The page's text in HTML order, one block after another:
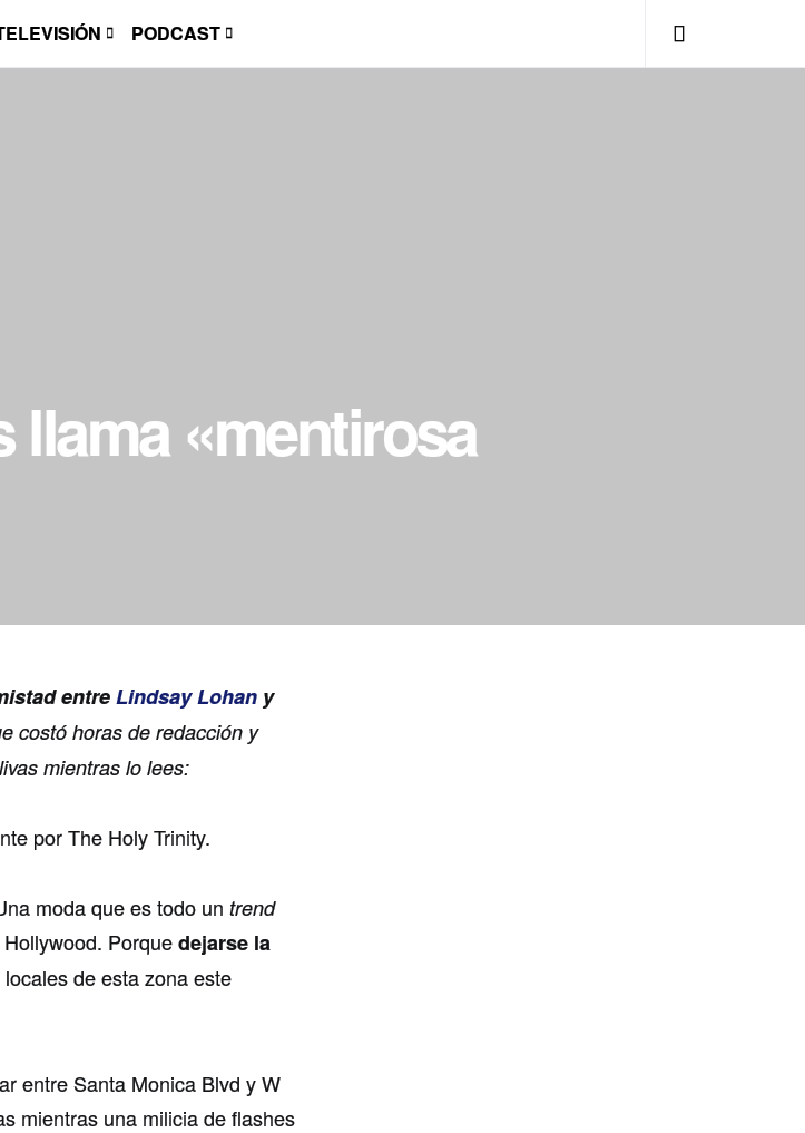
PODCAST
llama «mentirosa
entreLindsay Lohan y
costó horas de redacción y
mientras lo lees:
por The Holy Trinity.
moda que es todo un trend
Porquedejarse la
de esta zona este
entre Santa Monica Blvd y W
mientras una milicia de flashes